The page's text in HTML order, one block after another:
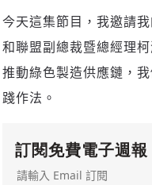
今天這集節目，我邀請
和聯盟副總裁暨總經理
推動綠色製造供應鏈，
踐作法。
訂閱免費電子週報